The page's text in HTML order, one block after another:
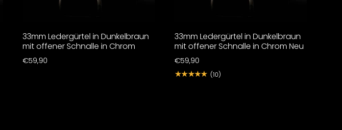
33mm Ledergürtel in Dunkelbraun
mit offener Schnalle in Chrom
€59,90
33mm Ledergürtel in Dunkelbraun
mit offener Schnalle in Chrom Neu
€59,90
★★★★★ (10)